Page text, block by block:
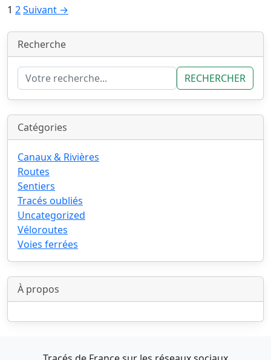
Pagination
des
publications
1 2Suivant →
Recherche
RECHERCHER
Catégories
Canaux & Rivières
Routes
Sentiers
Tracés oubliés
Uncategorized
Véloroutes
Voies ferrées
À propos